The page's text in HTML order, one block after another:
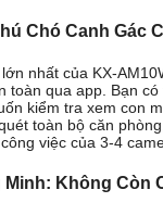
Chó Canh Gác
nhất của KX-
toàn qua app. Bạn có
kiểm tra xem con
toàn bộ căn
việc của 3-4
Không Còn